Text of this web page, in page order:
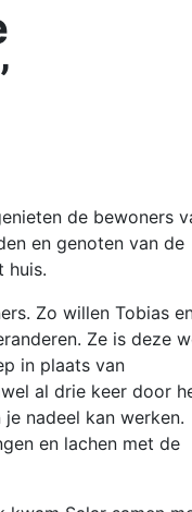
de bewoners
en genoten van de
huis.
Zo willen Tobias
Ze is deze
in plaats van
al drie keer door
nadeel kan werken.
en lachen met de